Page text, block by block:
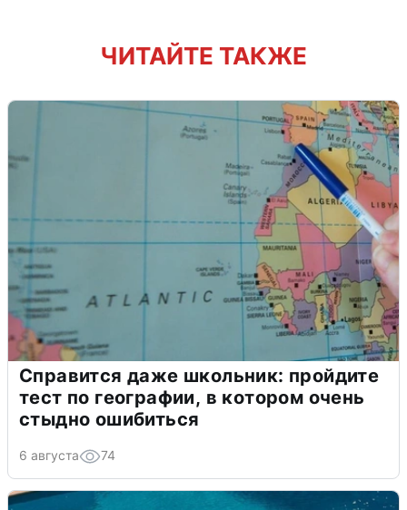
ЧИТАЙТЕ ТАКЖЕ
Справится даже школьник: пройдите
тест по географии, в котором очень
стыдно ошибиться
6 августа 74